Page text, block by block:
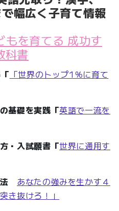
幅広く子育て情報
もを育てる 成功す
科書
「世界のトップ1％に育て
基礎を実践「英語で一流を
・入試願書「世界に通用す
あなたの強みを生かす４
き抜けろ！」